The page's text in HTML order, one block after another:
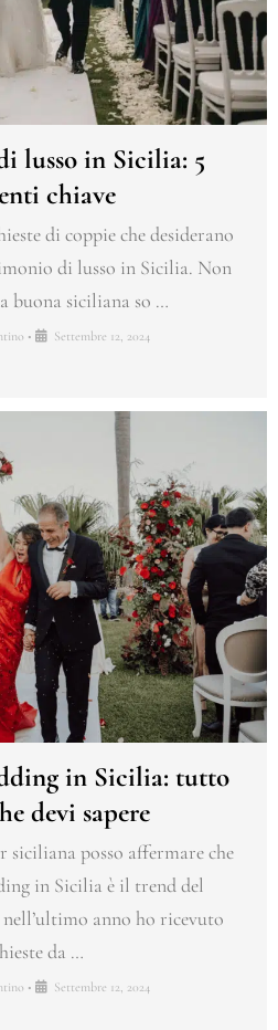
lusso in Sicilia: 5
chiave
di coppie che desiderano
di lusso in Sicilia. Non
buona siciliana so …
• Settembre 12, 2024
in Sicilia: tutto
devi sapere
siciliana posso affermare che
in Sicilia è il trend del
anno ho ricevuto
da …
• Settembre 12, 2024